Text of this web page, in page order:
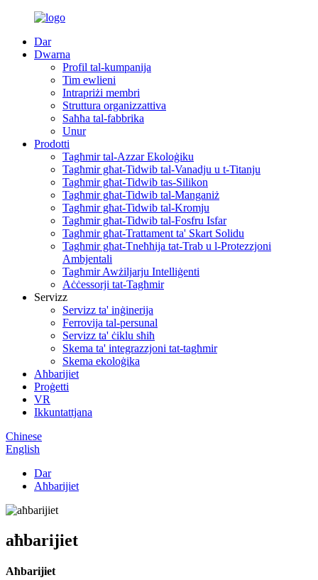
Dar
Dwarna
Profil tal-kumpanija
Tim ewlieni
Intrapriżi membri
Struttura organizzattiva
Saħħa tal-fabbrika
Unur
Prodotti
Tagħmir tal-Azzar Ekoloġiku
Tagħmir għat-Tidwib tal-Vanadju u t-Titanju
Tagħmir għat-Tidwib tas-Silikon
Tagħmir għat-Tidwib tal-Manganiż
Tagħmir għat-Tidwib tal-Kromju
Tagħmir għat-Tidwib tal-Fosfru Isfar
Tagħmir għat-Trattament ta' Skart Solidu
Tagħmir għat-Tneħħija tat-Trab u l-Protezzjoni
Ambjentali
Tagħmir Awżiljarju Intelliġenti
Aċċessorji tat-Tagħmir
Servizz
Servizz ta' inġinerija
Ferrovija tal-persunal
Servizz ta' ċiklu sħiħ
Skema ta' integrazzjoni tat-tagħmir
Skema ekoloġika
Aħbarijiet
Proġetti
VR
Ikkuntattjana
Chinese
English
Dar
Aħbarijiet
aħbarijiet
Aħbarijiet